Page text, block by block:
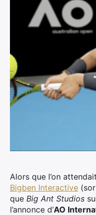
Alors que l’on
Bigben Interactive
que Big Ant Studios
l’annonce d’AO